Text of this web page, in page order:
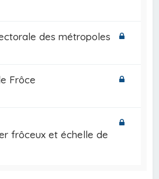
des métropoles
Frôce
frôceux et échelle de